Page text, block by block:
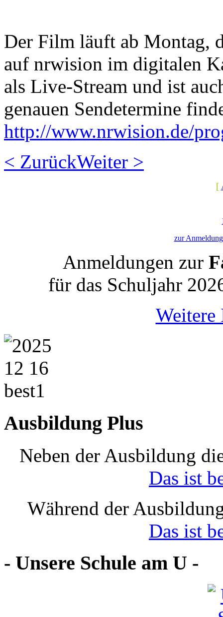
Der Film läuft ab Montag,
auf nrwision im digitalen
als Live-Stream und ist
genauen Sendetermine
http://www.nrwision.de/
< ZurückWeiter >
[
zur
Anmeldungen zur
für das Schuljahr
Weitere
Ausbildung Plus
Neben der Ausbildung
Das ist
Während der
Das ist
- Unsere Schule am U -